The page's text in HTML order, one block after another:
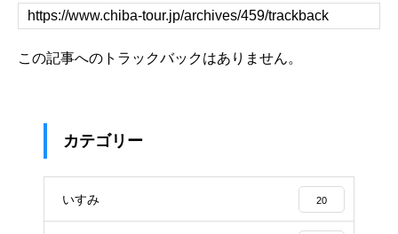
この記事へのトラックバックはありません。
カテゴリー
いすみ 20